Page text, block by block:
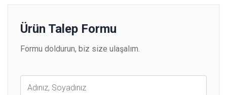
Ürün Talep Formu
Formu doldurun, biz size ulaşalım.
Ad
Soyad